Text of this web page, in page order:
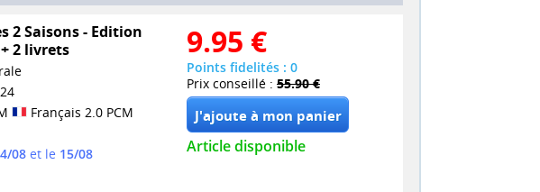
2 Saisons - Edition
2 livrets
24
Français 2.0 PCM
08et le 15/08
9.95 €
Points fidelités : 0
Prix conseillé : 55.90 €
Article disponible